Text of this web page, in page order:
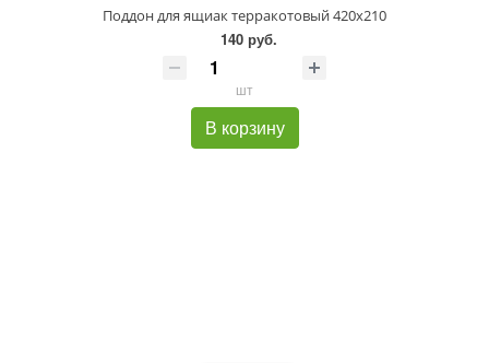
Поддон для ящиак терракотовый 420х210
140 руб.
шт
В корзину